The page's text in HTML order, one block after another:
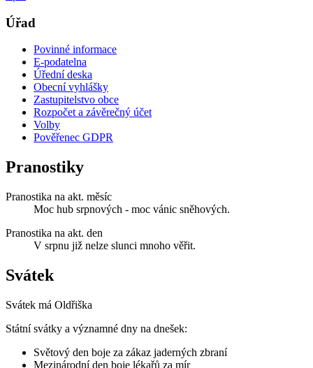
Úřad
Povinné informace
E-podatelna
Úřední deska
Obecní vyhlášky
Zastupitelstvo obce
Rozpočet a závěrečný účet
Volby
Pověřenec GDPR
Pranostiky
Pranostika na akt. měsíc
Moc hub srpnových - moc vánic sněhových.
Pranostika na akt. den
V srpnu již nelze slunci mnoho věřit.
Svátek
Svátek má Oldřiška
Státní svátky a významné dny na dnešek:
Světový den boje za zákaz jaderných zbraní
Mezinárodní den boje lékařů za mír